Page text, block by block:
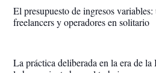
El presupuesto de ingresos
freelancers y operadores en solitario
La práctica deliberada en la era de